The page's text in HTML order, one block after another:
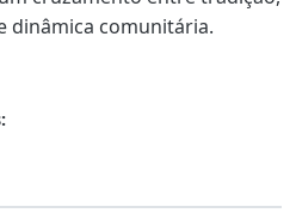
dinâmica comunitária.